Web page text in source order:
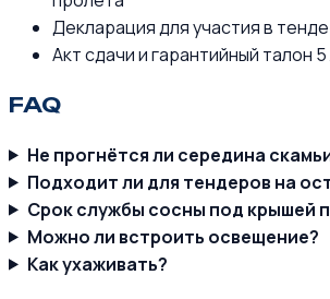
Декларация для участия в
Акт сдачи и гарантийный талон
FAQ
Не прогнётся ли середина
Подходит ли для тендеров на
Срок службы сосны под крышей
Можно ли встроить освещение?
Как ухаживать?